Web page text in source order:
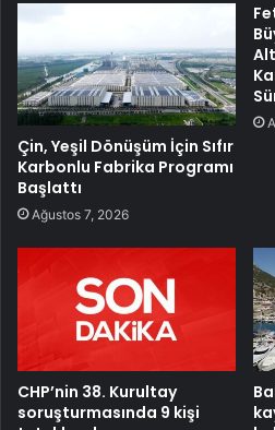
Çin, Yeşil Dönüşüm İçin Sıfır
Karbonlu Fabrika Programı
Başlattı
Ağustos 7, 2026
CHP’nin 38. Kurultay
soruşturmasında 9 kişi